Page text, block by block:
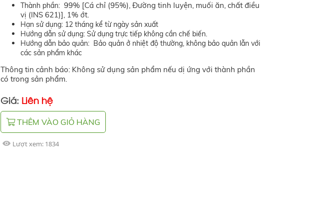
Thành phần: 99% [Cá chỉ (95%), Đường tinh luyện, muối ăn, chất điều
vị (INS 621)], 1% ớt.
Hạn sử dụng: 12 tháng kể từ ngày sản xuất
Hướng dẫn sử dụng: Sử dụng trực tiếp không cần chế biến.
Hướng dẫn bảo quản: Bảo quản ở nhiệt độ thường, không bảo quản lẫn với
các sản phẩm khác
Thông tin cảnh báo: Không sử dụng sản phẩm nếu dị ứng với thành phần
có trong sản phẩm.
Giá: Liên hệ
THÊM VÀO GIỎ HÀNG
Lượt xem: 1834